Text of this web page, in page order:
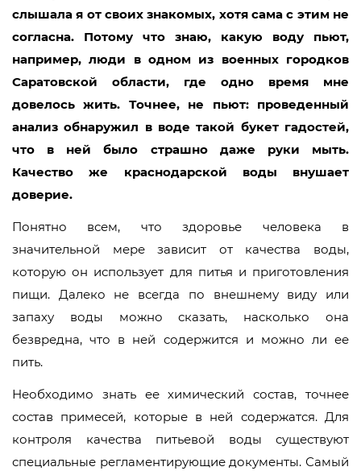
слышала я от своих знакомых, хотя сама с этим не
согласна. Потому что знаю, какую воду пьют,
например, люди в одном из военных городков
Саратовской области, где одно время мне
довелось жить. Точнее, не пьют: проведенный
анализ обнаружил в воде такой букет гадостей,
что в ней было страшно даже руки мыть.
Качество же краснодарской воды внушает
доверие.
Понятно всем, что здоровье человека в
значительной мере зависит от качества воды,
которую он использует для питья и приготовления
пищи. Далеко не всегда по внешнему виду или
запаху воды можно сказать, насколько она
безвредна, что в ней содержится и можно ли ее
пить.
Необходимо знать ее химический состав, точнее
состав примесей, которые в ней содержатся. Для
контроля качества питьевой воды существуют
специальные регламентирующие документы. Самый